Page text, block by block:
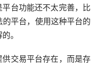
台功能还不太完善，比
平台，使用这种平台的
。
交易平台存在，而是存